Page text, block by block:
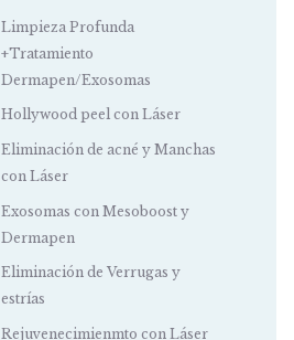
Limpieza Profunda
+Tratamiento
Dermapen/Exosomas
Hollywood peel con Láser
Eliminación de acné y Manchas
con Láser
Exosomas con Mesoboost y
Dermapen
Eliminación de Verrugas y
estrías
Rejuvenecimienmto con Láser